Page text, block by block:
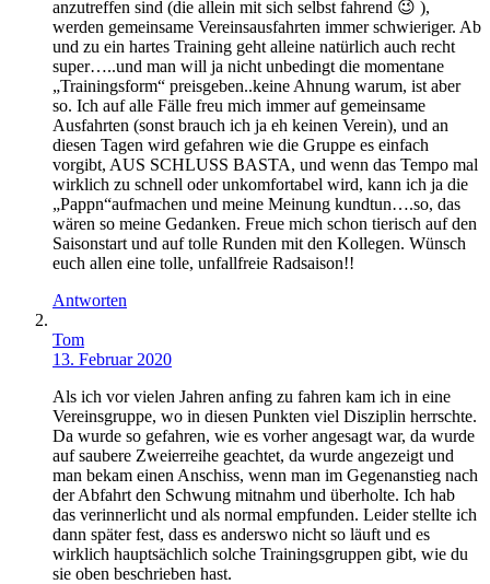
anzutreffen sind (die allein mit sich selbst fahrend 😉 ),
werden gemeinsame Vereinsausfahrten immer schwieriger. Ab
und zu ein hartes Training geht alleine natürlich auch recht
super…..und man will ja nicht unbedingt die momentane
„Trainingsform“ preisgeben..keine Ahnung warum, ist aber
so. Ich auf alle Fälle freu mich immer auf gemeinsame
Ausfahrten (sonst brauch ich ja eh keinen Verein), und an
diesen Tagen wird gefahren wie die Gruppe es einfach
vorgibt, AUS SCHLUSS BASTA, und wenn das Tempo mal
wirklich zu schnell oder unkomfortabel wird, kann ich ja die
„Pappn“aufmachen und meine Meinung kundtun….so, das
wären so meine Gedanken. Freue mich schon tierisch auf den
Saisonstart und auf tolle Runden mit den Kollegen. Wünsch
euch allen eine tolle, unfallfreie Radsaison!!
Antworten
Tom
13. Februar 2020
Als ich vor vielen Jahren anfing zu fahren kam ich in eine
Vereinsgruppe, wo in diesen Punkten viel Disziplin herrschte.
Da wurde so gefahren, wie es vorher angesagt war, da wurde
auf saubere Zweierreihe geachtet, da wurde angezeigt und
man bekam einen Anschiss, wenn man im Gegenanstieg nach
der Abfahrt den Schwung mitnahm und überholte. Ich hab
das verinnerlicht und als normal empfunden. Leider stellte ich
dann später fest, dass es anderswo nicht so läuft und es
wirklich hauptsächlich solche Trainingsgruppen gibt, wie du
sie oben beschrieben hast.